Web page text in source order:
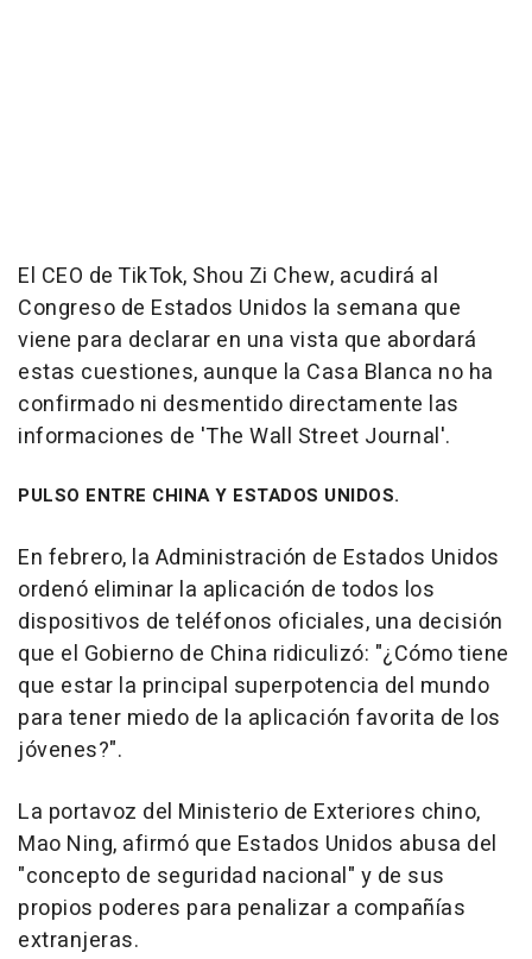
El CEO de TikTok, Shou Zi Chew, acudirá al
Congreso de Estados Unidos la semana que
viene para declarar en una vista que abordará
estas cuestiones, aunque la Casa Blanca no ha
confirmado ni desmentido directamente las
informaciones de 'The Wall Street Journal'.
PULSO ENTRE CHINA Y ESTADOS UNIDOS.
En febrero, la Administración de Estados Unidos
ordenó eliminar la aplicación de todos los
dispositivos de teléfonos oficiales, una decisión
que el Gobierno de China ridiculizó: "¿Cómo tiene
que estar la principal superpotencia del mundo
para tener miedo de la aplicación favorita de los
jóvenes?".
La portavoz del Ministerio de Exteriores chino,
Mao Ning, afirmó que Estados Unidos abusa del
"concepto de seguridad nacional" y de sus
propios poderes para penalizar a compañías
extranjeras.